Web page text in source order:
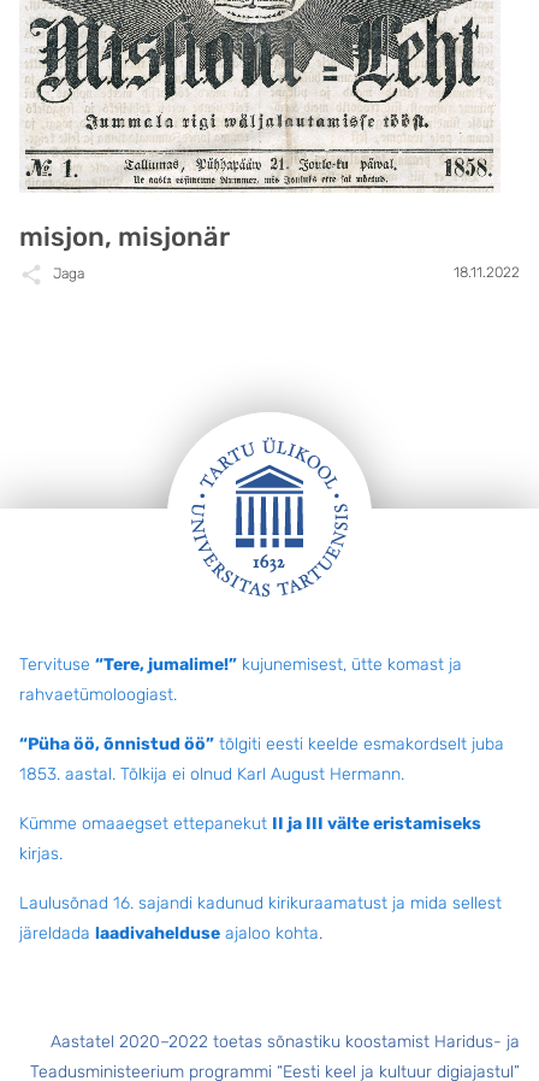
misjon, misjonär
Jaga 18.11.2022
Tervituse “Tere, jumalime!” kujunemisest, ütte komast ja
rahvaetümoloogiast.
“Püha öö, õnnistud öö” tõlgiti eesti keelde esmakordselt juba
1853. aastal. Tõlkija ei olnud Karl August Hermann.
Kümme omaaegset ettepanekut II ja III välte eristamiseks
kirjas.
Laulusõnad 16. sajandi kadunud kirikuraamatust ja mida sellest
järeldada laadivahelduse ajaloo kohta.
Aastatel 2020–2022 toetas sõnastiku koostamist Haridus- ja
Teadusministeerium programmi “Eesti keel ja kultuur digiajastul”